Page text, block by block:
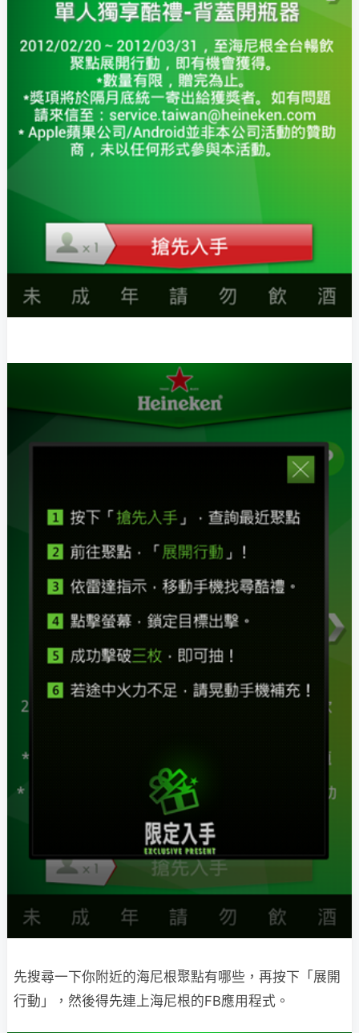
先搜尋一下你附近的海尼根聚點有哪些，再按下「展開
行動」，然後得先連上海尼根的FB應用程式。